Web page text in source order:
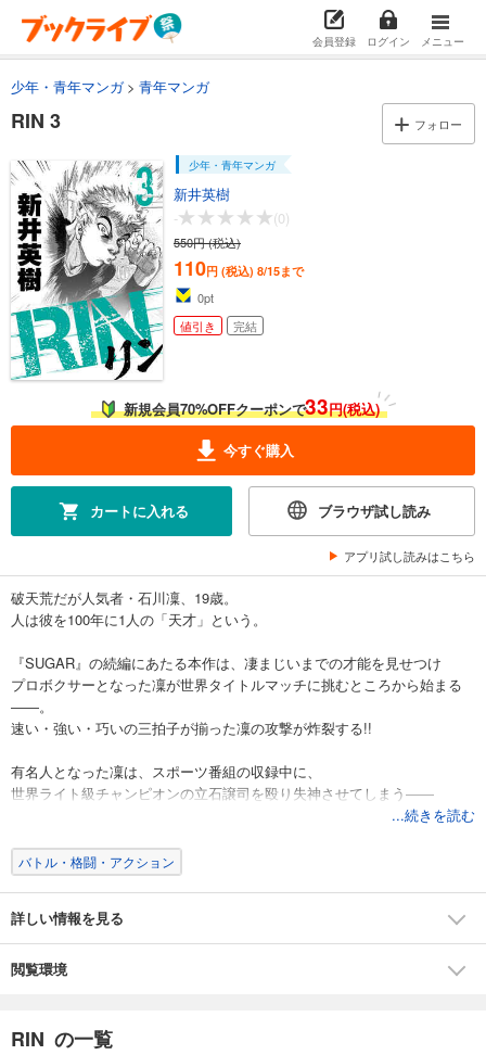
会員登録 ログイン メニュー
少年・青年マンガ 青年マンガ
RIN 3 フォロー
少年・青年マンガ
新井英樹
-
(0)
550円 (税込)
110円 (税込) 8/15まで
0pt
値引き
完結
新規会員70%OFFクーポンで33円(税込)
今すぐ購入
カートに入れる ブラウザ試し読み
アプリ試し読みはこちら
破天荒だが人気者・石川凜、19歳。
人は彼を100年に1人の「天才」という。
『SUGAR』の続編にあたる本作は、凄まじいまでの才能を見せつけ
プロボクサーとなった凜が世界タイトルマッチに挑むところから始まる
――。
速い・強い・巧いの三拍子が揃った凜の攻撃が炸裂する!!
有名人となった凜は、スポーツ番組の収録中に、
世界ライト級チャンピオンの立石譲司を殴り失神させてしまう――
そこから凜と譲司の因縁が始まり、ついにはリングの上で決着をつける
■目次■
15発目 「その温もりに用はない」
16発目 「庭付き一戸建て、玄関はロープ」
17発目 「データ、ヒゲ面、拙攻、黙考」
...続きを読む
バトル・格闘・アクション
詳しい情報を見る
閲覧環境
RIN の一覧